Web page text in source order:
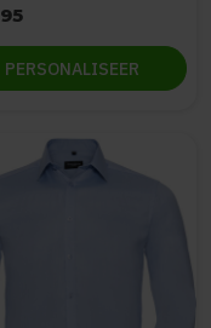
95
PERSONALISEER